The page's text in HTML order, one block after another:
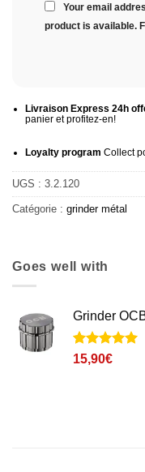
Your email
product is available.
Livraison Express 24h
panier et profitez-en!
Loyalty program Collect
UGS : 3.2.120
Catégorie : grinder métal
Goes well with
Grinder
Noté5sur
2
15,90€